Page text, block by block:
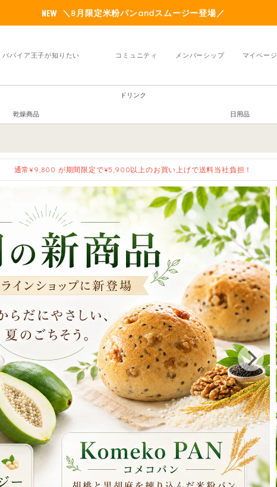
＼8月限定米粉パンandスムージー登場／
マイページ
メンバーシップ
コミュニティ
パパイア王子が知りたい
ドリンク
乾燥商品 日用品
通常¥9,800 が期間限定で¥5,900以上のお買い上げで送料当社負担！